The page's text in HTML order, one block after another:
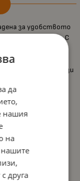
за удобството
дейности. С
сламка,
разливане и
над 6 месеца, тази
и не съдържа
и отваря,
и
да
нашия
на
нашите
друга